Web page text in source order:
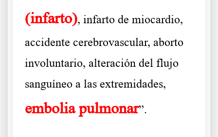
(infarto), infarto de miocardio,
accidente cerebrovascular, aborto
involuntario, alteración del flujo
sanguíneo a las extremidades,
embolia pulmonar”.